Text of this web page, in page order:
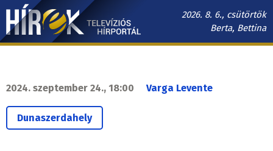
Ugrás
tartalomra
2026. 8. 6., csütörtök
Berta, Bettina
Hírek.sk
2024. szeptember 24., 18:00 Varga Levente
Dunaszerdahely